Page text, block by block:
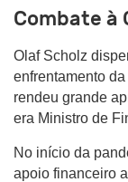
Combate à
Olaf Scholz
enfrentamento
rendeu grande
era Ministro de
No início da
apoio financeiro